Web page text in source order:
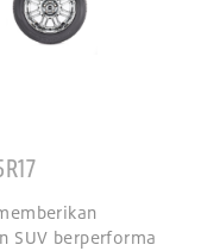
SUV berperforma